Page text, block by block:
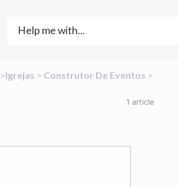
​>​​Igrejas ​ > ​ ​Construtor De Eventos ​ > ​
1 article